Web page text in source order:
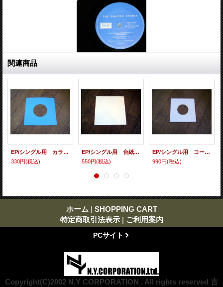
関連商品
EP/シングル用 カラースリーヴ（全4色） 5枚セット
330円(税込)
EP/シングル用 台紙 10枚セット
550円(税込)
EP/シングル用 コート紙丸穴ジャケ 白 10 copies set / １０枚セット
990円(税込)
ホーム | SHOPPING CART
特定商取引法表示 | ご利用案内
PCサイト
Copyright(C)2002 N.Y CORPORATION . All rights reserved 古